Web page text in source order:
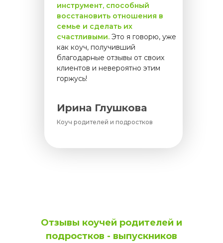
Ирина Глушкова
Коуч родителей и подростков
инструмент, способный
восстановить отношения в
семье и сделать их
счастливыми. Это я говорю, уже
как коуч, получивший
благодарные отзывы от своих
клиентов и невероятно этим
горжусь!
Отзывы коучей родителей и
подростков - выпускников